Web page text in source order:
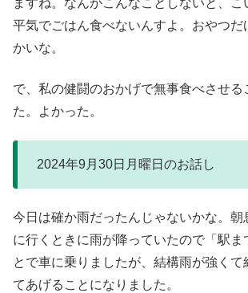
ますね。なんかこんなことしないと、こ
平気でごはん食べないんすよ。おやつだ
かいな。
で、私の健闘のおかげで無事食べさせる
た。よかった。
2024年9月30日月曜日のお話し
今日は確か雨だったんじゃないかな。朝
に行くときに雨が降っていたので「駅ま
とで車に乗りましたが、結構雨が強くて
てあげることになりました。